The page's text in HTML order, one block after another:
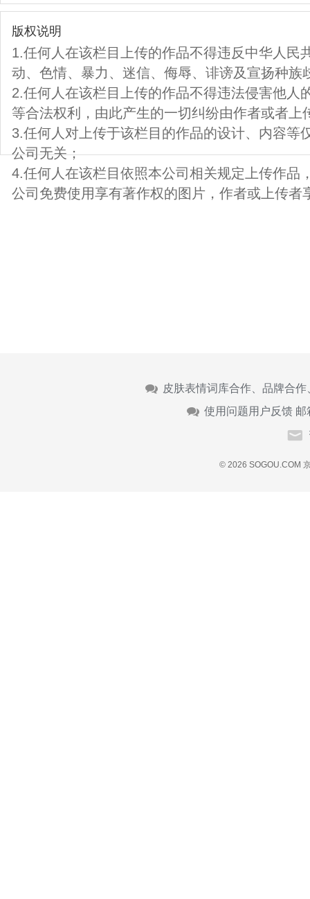
版权说明
1.任何人在该栏目上传的作品不得违反中华人民
动、色情、暴力、迷信、侮辱、诽谤及宣扬种族
2.任何人在该栏目上传的作品不得违法侵害他人
等合法权利，由此产生的一切纠纷由作者或者上
3.任何人对上传于该栏目的作品的设计、内容等
公司无关；
4.任何人在该栏目依照本公司相关规定上传作品
公司免费使用享有著作权的图片，作者或上传者
皮肤表情词库合作、品牌合
使用问题用户反馈 邮
© 2026 SOGOU.COM